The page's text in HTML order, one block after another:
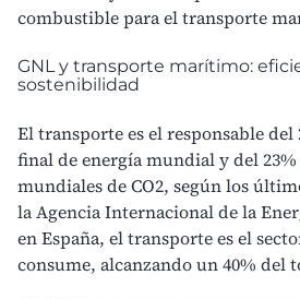
combustible para el transporte
GNL y transporte marítimo:
sostenibilidad
El transporte es el responsable del
final de energía mundial y del
mundiales de CO2, según los
laAgencia Internacional de la
en España, el transporte es el
consume, alcanzando un 40% del